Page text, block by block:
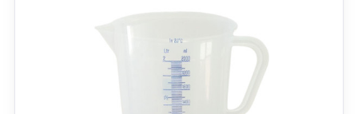
mircrowave, dan juga